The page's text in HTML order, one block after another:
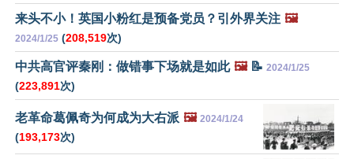
来头不小！英国小粉红是预备党员？引外界关注 🖼️
2024/1/25 (208,519次)
中共高官评秦刚：做错事下场就是如此 🖼️📝 2024/1/25
(223,891次)
老革命葛佩奇为何成为大右派 🖼️ 2024/1/24
(193,173次)